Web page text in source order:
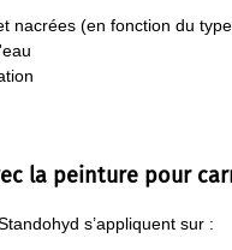
nacrées (en fonction du
la peinture pour
s’appliquent sur :